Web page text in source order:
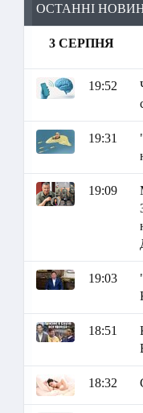
ОСТАННІ
3 СЕРПНЯ
19:52
19:31
19:09
19:03
18:51
18:32